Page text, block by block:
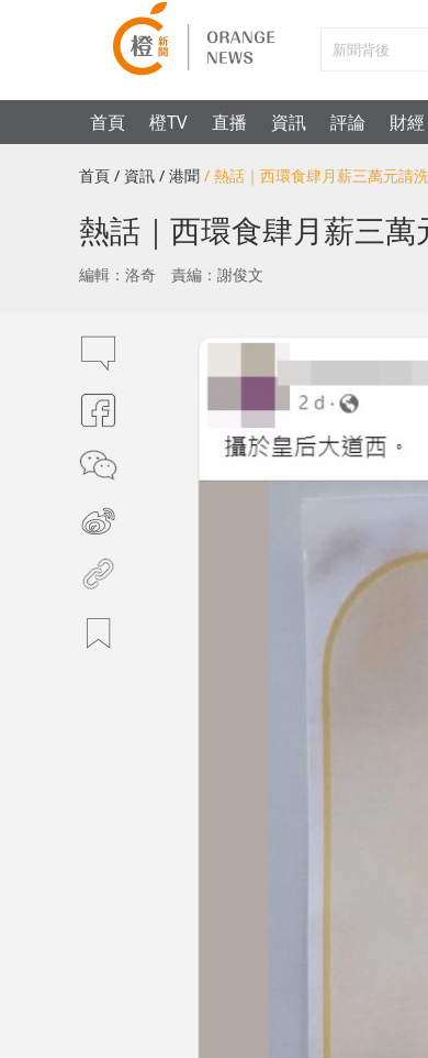
首頁 橙TV 直播 資訊 評論 財經
首頁 / 資訊 / 港聞 / 熱話｜西環食肆月薪三萬元請
熱話｜西環食肆月薪三
編輯：洛奇 責編：謝俊文